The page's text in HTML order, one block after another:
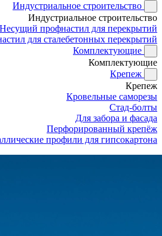
Индустриальное строительство
Индустриальное строительство
Несущий профнастил для перекрытий
для сталебетонных перекрытий
Комплектующие
Комплектующие
Крепеж
Крепеж
Кровельные саморезы
Стад-болты
Для забора и фасада
Перфорированный крепёж
профили для гипсокартона